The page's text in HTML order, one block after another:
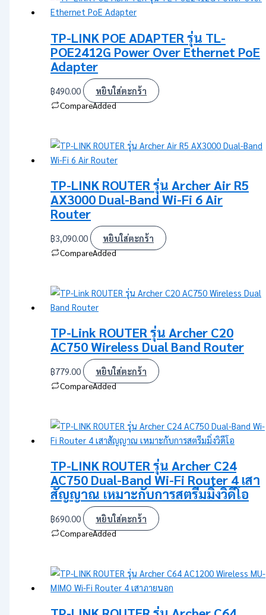
TP-LINK POE ADAPTER รุ่น TL-
POE2412G Power Over Ethernet PoE
Adapter
฿490.00 หยิบใส่ตะกร้า
CompareAdded
TP-LINK ROUTER รุ่น Archer Air R5
AX3000 Dual-Band Wi-Fi 6 Air
Router
฿3,090.00 หยิบใส่ตะกร้า
CompareAdded
TP-Link ROUTER รุ่น Archer C20
AC750 Wireless Dual Band Router
฿779.00 หยิบใส่ตะกร้า
CompareAdded
TP-LINK ROUTER รุ่น Archer C24
AC750 Dual-Band Wi-Fi Router 4 เสา
สัญญาณ เหมาะกับการสตรีมมิ่งวิดีโอ
฿690.00 หยิบใส่ตะกร้า
CompareAdded